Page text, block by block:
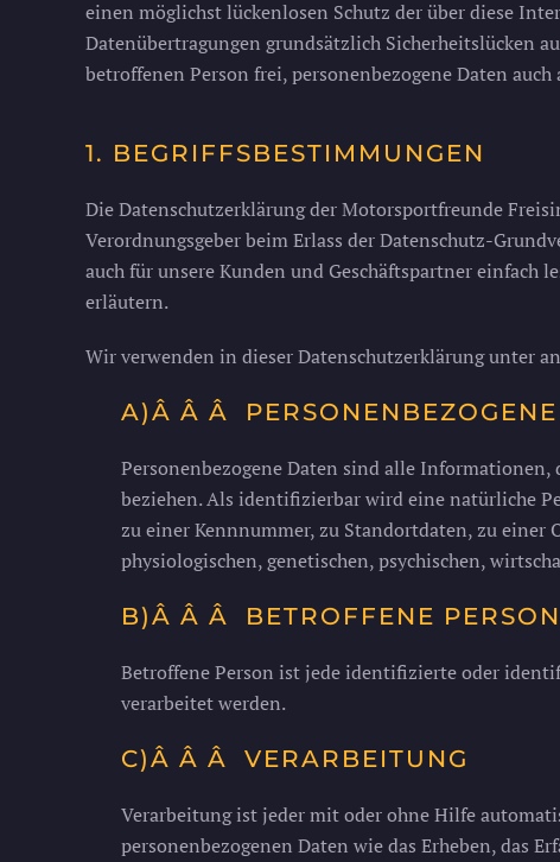
einen möglichst lückenlosen Schutz der über diese
Datenübertragungen grundsätzlich Sicherheitslücken
betroffenen Person frei, personenbezogene Daten
1. BEGRIFFSBESTIMMUNGEN
Die Datenschutzerklärung der Motorsportfreunde
Verordnungsgeber beim Erlass der Datenschutz-
auch für unsere Kunden und Geschäftspartner einfach
erläutern.
Wir verwenden in dieser Datenschutzerklärung unter
A)Â Â Â
Personenbezogene Daten sind alle
beziehen. Als identifizierbar wird eine natürliche
zu einer Kennnummer, zu Standortdaten, zu einer
physiologischen, genetischen, psychischen,
B)Â Â Â BETROFFENE PERSON
Betroffene Person ist jede identifizierte oder
verarbeitet werden.
C)Â Â Â VERARBEITUNG
Verarbeitung ist jeder mit oder ohne Hilfe
personenbezogenen Daten wie das Erheben, das